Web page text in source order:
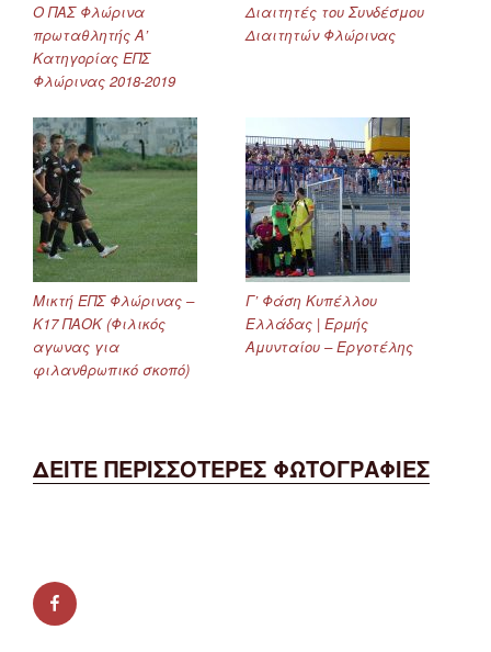
Ο ΠΑΣ Φλώρινα
πρωταθλητής Α’
Κατηγορίας ΕΠΣ
Φλώρινας 2018-2019
Διαιτητές του Συνδέσμου
Διαιτητών Φλώρινας
Μικτή ΕΠΣ Φλώρινας –
Κ17 ΠΑΟΚ (Φιλικός
αγωνας για
φιλανθρωπικό σκοπό)
Γ’ Φάση Κυπέλλου
Ελλάδας | Ερμής
Αμυνταίου – Εργοτέλης
ΔΕΙΤΕ ΠΕΡΙΣΣΟΤΕΡΕΣ ΦΩΤΟΓΡΑΦΙΕΣ
facebook